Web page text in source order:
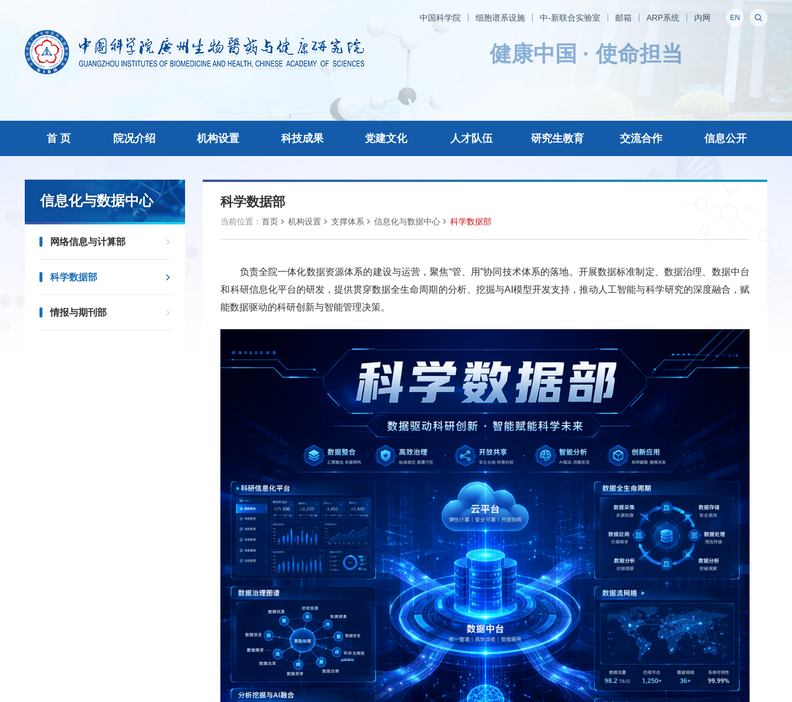
EN
中国科学院 细胞谱系设施 中-新联合实验室 邮箱 ARP系统 内网
面向世界科技前沿，面向经济主战场，面向国家重大需求，面向人民生命健康，率
先实现科学技术跨越发展，率先建成国家创新人才高地，率先建成国家高水平科技
智库，率先建设国际一流科研机构，加快打造原始创新策源地，加快突破关键核心
首 页 院况介绍 机构设置 科技成果 党建文化 人才队伍 研究生教育 交流合作 信息公开
信息化与数据中心
网络信息与计算部
科学数据部
情报与期刊部
科学数据部
当前位置：首页 机构设置 支撑体系 信息化与数据中心 科学数据部
负责全院一体化数据资源体系的建设与运营，聚焦“管、用”协同技术体系的落地。开展数据标准制定、数据治理、数据中台
和科研信息化平台的研发，提供贯穿数据全生命周期的分析、挖掘与AI 模型开发支持，推动人工智能与科学研究的深度融合，赋
能数据驱动的科研创新与智能管理决策。